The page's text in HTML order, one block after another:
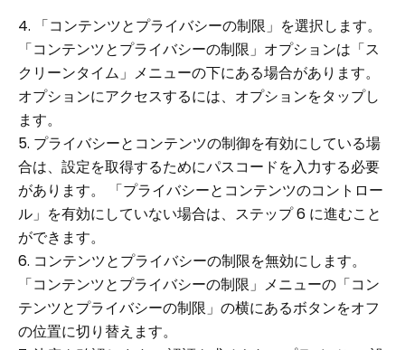
4. 「コンテンツとプライバシーの制限」を選択します。
「コンテンツとプライバシーの制限」オプションは「ス
クリーンタイム」メニューの下にある場合があります。
オプションにアクセスするには、オプションをタップし
ます。
5. プライバシーとコンテンツの制御を有効にしている場
合は、設定を取得するためにパスコードを入力する必要
があります。 「プライバシーとコンテンツのコントロー
ル」を有効にしていない場合は、ステップ 6 に進むこと
ができます。
6. コンテンツとプライバシーの制限を無効にします。
「コンテンツとプライバシーの制限」メニューの「コン
テンツとプライバシーの制限」の横にあるボタンをオフ
の位置に切り替えます。